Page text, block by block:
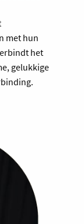
met hun
het
gelukkige